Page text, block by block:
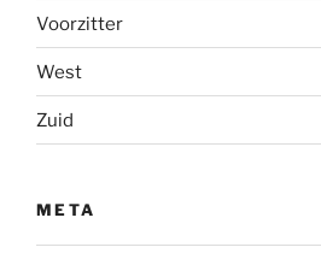
Voorzitter
West
Zuid
META